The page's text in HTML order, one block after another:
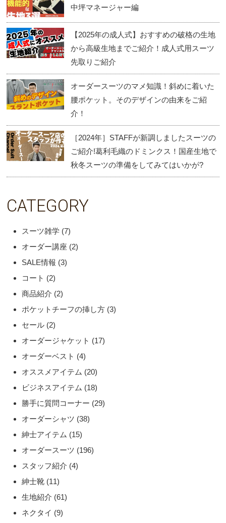
中坪マネージャー編
【2025年の成人式】おすすめの破格の生地
から高級生地までご紹介！成人式用スーツ
先取りご紹介
オーダースーツのマメ知識！斜めに着いた
腰ポケット。そのデザインの由来をご紹
介！
［2024年］STAFFが新調しましたスーツの
ご紹介!葛利毛織のドミンクス！国産生地で
秋冬スーツの準備をしてみてはいかが?
CATEGORY
スーツ雑学 (7)
オーダー講座 (2)
SALE情報 (3)
コート (2)
商品紹介 (2)
ポケットチーフの挿し方 (3)
セール (2)
オーダージャケット (17)
オーダーベスト (4)
オススメアイテム (20)
ビジネスアイテム (18)
勝手に質問コーナー (29)
オーダーシャツ (38)
紳士アイテム (15)
オーダースーツ (196)
スタッフ紹介 (4)
紳士靴 (11)
生地紹介 (61)
ネクタイ (9)